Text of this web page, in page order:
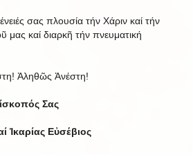
σας πλουσία τήν Χάριν καί τήν
μας καί διαρκῆ τήν πνευματική
Ἀληθῶς Ἀνέστη!
Σας
Ἰκαρίας Εὐσέβιος